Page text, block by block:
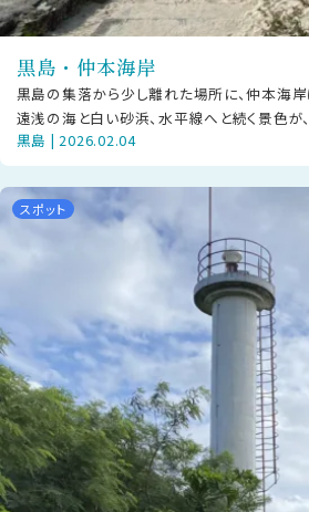
黒島・仲本海岸
黒島の集落から少し離れた場所に、仲本海岸
遠浅の海と白い砂浜、水平線へと続く景色が
気を感じさせます。 仲本海岸は大
黒島 | 2026.02.04
スポット